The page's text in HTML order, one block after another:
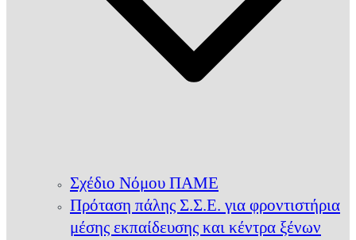
Σχέδιο Νόμου ΠΑΜΕ
Πρόταση πάλης Σ.Σ.Ε. για φροντιστήρια
μέσης εκπαίδευσης και κέντρα ξένων